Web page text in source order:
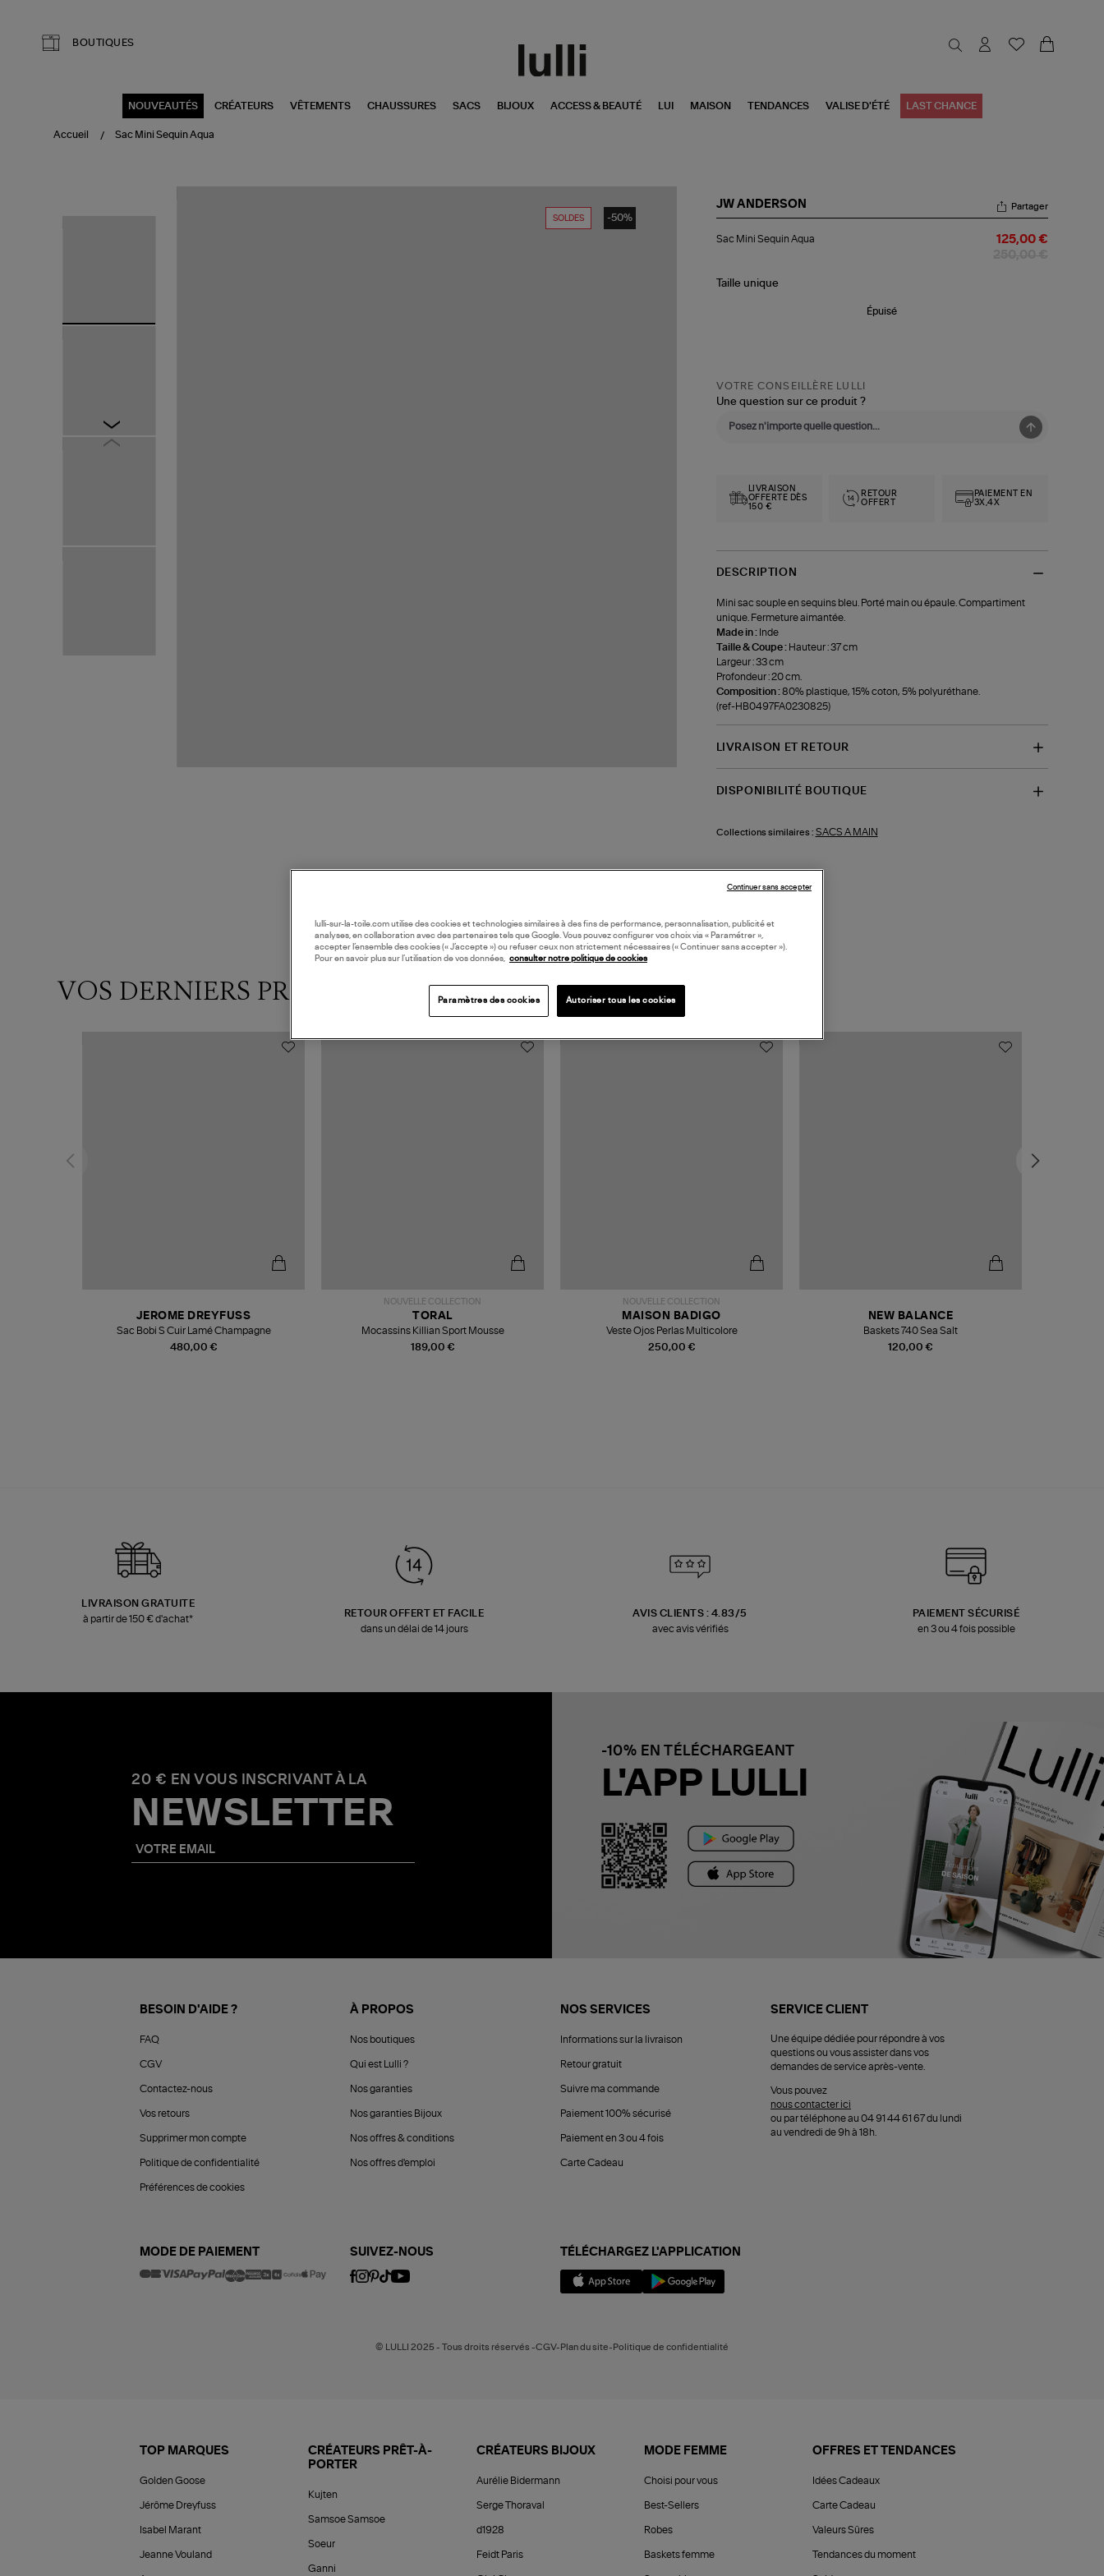
BOUTIQUES
NOUVEAUTÉS CRÉATEURS VÊTEMENTS CHAUSSURES SACS BIJOUX ACCESS & BEAUTÉ LUI MAISON TENDANCES VALISE D'ÉTÉ LAST CHANCE
Accueil Sac Mini Sequin Aqua
SOLDES -50%
JW ANDERSON
Mini
Partager
Sac Mini Sequin Aqua 125,00 €
Taille unique
Épuisé
VOTRE CONSEILLÈRE LULLI
Une question sur ce produit ?
LIVRAISON
OFFERTE DÈS
150 €
RETOUR
OFFERT
PAIEMENT EN
3X,4X
DESCRIPTION
Mini sac souple en sequins bleu. Porté main ou épaule. Compartiment
unique. Fermeture aimantée.
Made in : Inde
Taille & Coupe : Hauteur : 37 cm
Largeur : 33 cm
Profondeur : 20 cm.
Composition :80% plastique, 15% coton, 5% polyuréthane.
(ref-HB0497FA0230825)
LIVRAISON ET RETOUR
DISPONIBILITÉ BOUTIQUE
Collections similaires : SACS A MAIN
VOS DERNIERS PRODUITS VUS
480,00 €
JEROME DREYFUSS
Sac Bobi S Cuir Lamé Champagne
NOUVELLE COLLECTION
189,00 €
TORAL
Mocassins Killian Sport Mousse
NOUVELLE COLLECTION
250,00 €
MAISON BADIGO
Veste Ojos Perlas Multicolore
120,00 €
NEW BALANCE
Baskets 740 Sea Salt
LIVRAISON GRATUITE
à partir de 150 € d'achat*
RETOUR OFFERT ET FACILE
dans un délai de 14 jours
AVIS CLIENTS : 4.83/5
avec avis vérifiés
PAIEMENT SÉCURISÉ
en 3 ou 4 fois possible
20 € EN VOUS INSCRIVANT À LA
NEWSLETTER
-10% EN TÉLÉCHARGEANT
L'APP LULLI
BESOIN D'AIDE ?
FAQ
CGV
Contactez-nous
Vos retours
Supprimer mon compte
Politique de confidentialité
Préférences de cookies
À PROPOS
Nos boutiques
Qui est Lulli ?
Nos garanties
Nos garanties Bijoux
Nos offres & conditions
Nos offres d'emploi
NOS SERVICES
Informations sur la livraison
Retour gratuit
Suivre ma commande
Paiement 100% sécurisé
Paiement en 3 ou 4 fois
Carte Cadeau
SERVICE CLIENT
Une équipe dédiée pour répondre à vos
questions ou vous assister dans vos
demandes de service après-vente.
Vous pouvez
nous contacter ici
ou par téléphone au 04 91 44 61 67 du lundi
au vendredi de 9h à 18h.
MODE DE PAIEMENT SUIVEZ-NOUS TÉLÉCHARGEZ L'APPLICATION
© LULLI 2025 - Tous droits réservés -CGV-Plan du site-Politique de confidentialité
TOP MARQUES
Golden Goose
Jérôme Dreyfuss
Isabel Marant
Jeanne Vouland
CRÉATEURS PRÊT-À-
PORTER
Kujten
Samsoe Samsoe
Soeur
Ganni
CRÉATEURS BIJOUX
Aurélie Bidermann
Serge Thoraval
d1928
Feidt Paris
MODE FEMME
Choisi pour vous
Best-Sellers
Robes
Baskets femme
OFFRES ET TENDANCES
Idées Cadeaux
Carte Cadeau
Valeurs Sûres
Tendances du moment
lulli-sur-la-toile.com utilise des cookies et technologies similaires à des fins de performance, personnalisation, publicité et
analyses, en collaboration avec des partenaires tels que Google. Vous pouvez configurer vos choix via « Paramétrer »,
accepter l’ensemble des cookies (« J’accepte ») ou refuser ceux non strictement nécessaires (« Continuer sans accepter »).
Pour en savoir plus sur l’utilisation de vos données,
consulter notre politique de cookies
Paramètres des cookies Autoriser tous les cookies
Continuer sans accepter